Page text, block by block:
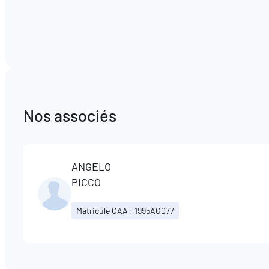
Nos associés
ANGELO
PICCO
Matricule CAA : 1995AG077